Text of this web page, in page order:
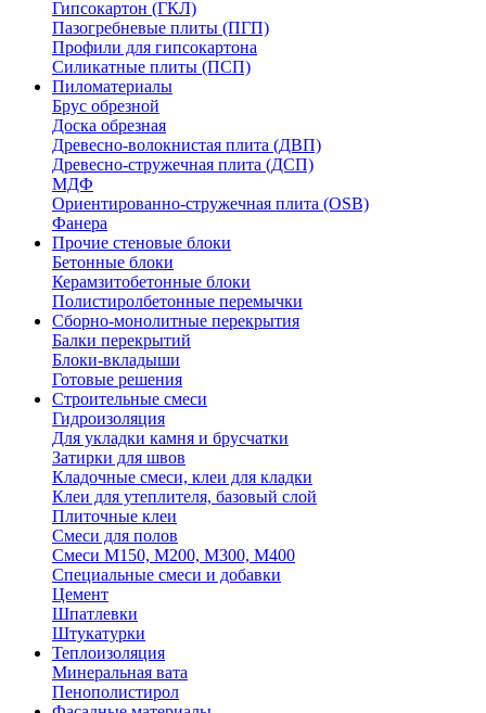
Гипсокартон (ГКЛ)
Пазогребневые плиты (ПГП)
Профили для гипсокартона
Силикатные плиты (ПСП)
Пиломатериалы
Брус обрезной
Доска обрезная
Древесно-волокнистая плита (ДВП)
Древесно-стружечная плита (ДСП)
МДФ
Ориентированно-стружечная плита (OSB)
Фанера
Прочие стеновые блоки
Бетонные блоки
Керамзитобетонные блоки
Полистиролбетонные перемычки
Сборно-монолитные перекрытия
Балки перекрытий
Блоки-вкладыши
Готовые решения
Строительные смеси
Гидроизоляция
Для укладки камня и брусчатки
Затирки для швов
Кладочные смеси, клеи для кладки
Клеи для утеплителя, базовый слой
Плиточные клеи
Смеси для полов
Смеси М150, М200, М300, М400
Специальные смеси и добавки
Цемент
Шпатлевки
Штукатурки
Теплоизоляция
Минеральная вата
Пенополистирол